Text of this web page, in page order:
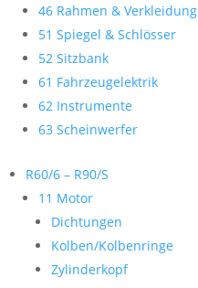
46 Rahmen & Verkleidung
51 Spiegel & Schlösser
52 Sitzbank
61 Fahrzeugelektrik
62 Instrumente
63 Scheinwerfer
R60/6 – R90/S
11 Motor
Dichtungen
Kolben/Kolbenringe
Zylinderkopf